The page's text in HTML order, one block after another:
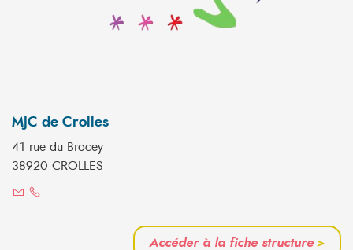
MJC de Crolles
41 rue du Brocey
38920 CROLLES
Accéder à la fiche structure>